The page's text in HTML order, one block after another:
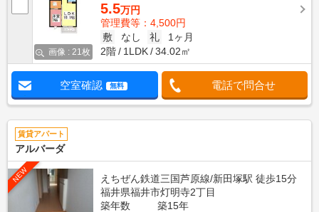
画像 : 21枚
5.5万円
管理費等：4,500円
敷
なし 礼
1ヶ月
2階
1LDK 34.02㎡
空室確認 無料 電話で問合せ
賃貸アパート
アルバーダ
NEW
えちぜん鉄道三国芦原線/新田塚駅 徒歩15分
福井県福井市灯明寺2丁目
築年数
築15年